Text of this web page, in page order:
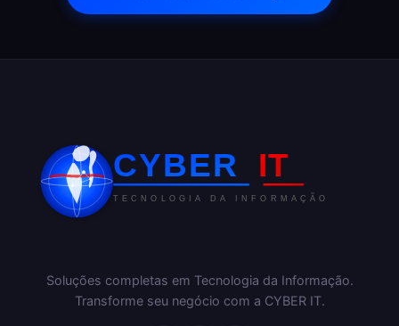
Soluções completas em Tecnologia da Informação.
Transforme seu negócio com a CYBER IT.